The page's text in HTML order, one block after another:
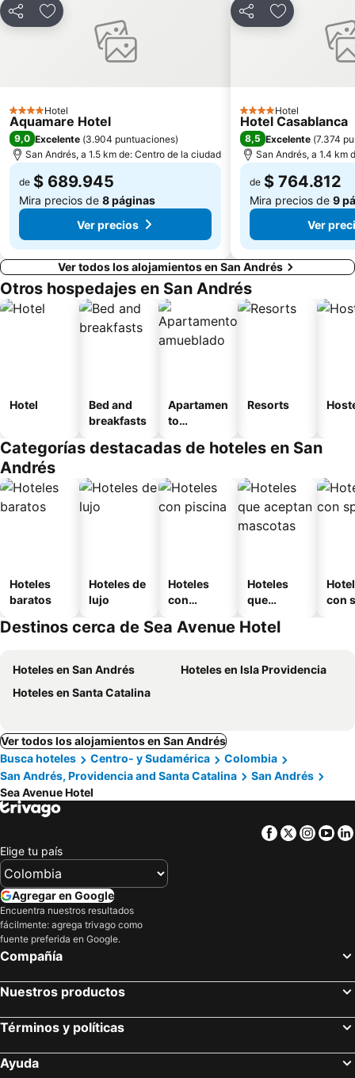
CompartirAgregar a favoritos
4 Estrellas
Hotel
Aquamare Hotel
9,0 Excelente (3.904 puntuaciones)
San Andrés, a 1.5 km de: Centro de la ciudad
de $ 689.945
Mira precios de 8 páginas
Ver precios
CompartirAgregar a
4 Estrellas
Hotel
Hotel Casablanca
8,5 Excelente (7.374
San Andrés, a 1.4 km
de $ 764.812
Mira precios de 9
Ver
Ver todos los alojamientos en San Andrés
Otros hospedajes en San Andrés
Hotel
Bed and
breakfasts
Apartamen
to
o
Resorts
Categorías destacadas de hoteles en San
Andrés
Hoteles
baratos
Hoteles de
lujo
Hoteles
con
Hoteles
que
mascotas
con
Destinos cerca de Sea Avenue Hotel
Hoteles en San Andrés
Hoteles en Isla Providencia
Hoteles en Santa Catalina
Ver todos los alojamientos en San Andrés
Busca hoteles
Centro- y Sudamérica
Colombia
San Andrés, Providencia and Santa Catalina
San Andrés
Sea Avenue Hotel
Facebook
Twitter
Elige tu país
Agregar en Google
Encuentra nuestros resultados
fácilmente: agrega trivago como
fuente preferida en Google.
Compañía
Nuestros productos
Términos y políticas
Ayuda